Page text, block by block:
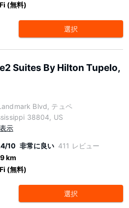
(無料)
選択
Suites By Hilton Tupelo,
Blvd, テュペ
38804, US
示
10 非常に良い 411 レビュー
km
(無料)
選択